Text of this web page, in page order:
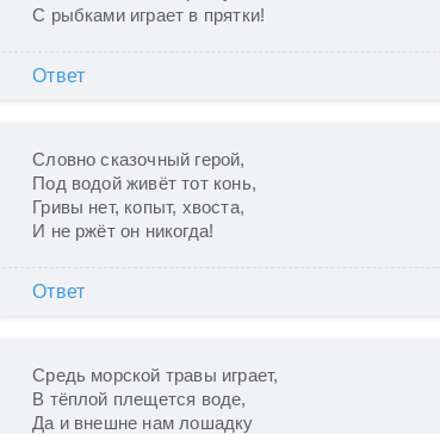
С рыбками играет в прятки!
Ответ
Словно сказочный герой,
Под водой живёт тот конь,
Гривы нет, копыт, хвоста,
И не ржёт он никогда!
Ответ
Средь морской травы играет,
В тёплой плещется воде,
Да и внешне нам лошадку